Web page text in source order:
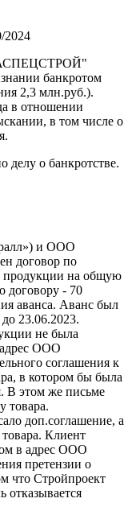
банкротом
2,3 млн.руб.).
в отношении
в том числе о
делу о банкротстве.
и ООО
договор по
продукции на общую
договору - 70
аванса. Аванс был
23.06.2023.
не была
адрес ООО
соглашения к
в котором бы была
В этом же письме
товара.
доп.соглашение, а
Клиент
в адрес ООО
претензии о
что Стройпроект
отказывается